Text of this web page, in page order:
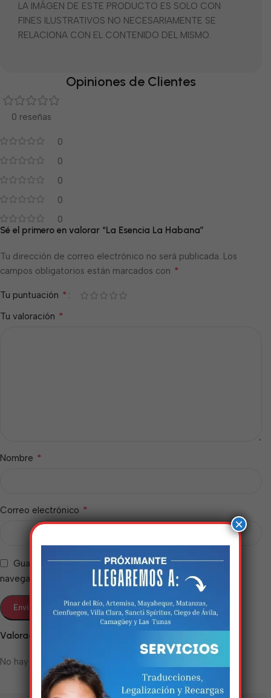
LA IMÁGEN DE ESTE PRODUCTO ES SOLO CON
FINES ILUSTRATIVOS NO NECESARIAMENTE SE
RELACIONA CON EL CONTENIDO DEL MISMO.
Opiniones de Clientes
0 reseñas
0
0
0
0
0
Valoraciones
No hay valoraciones aún.
Sé el primero en valorar “La Esencia La Habana”
Tu dirección de correo electrónico no será publicada. Los
campos obligatorios están marcados con *
Tu puntuación *
Tu valoración *
Nombre *
Correo electrónico *
Guarda mi nombre, correo electrónico y web en este
navegador para la próxima vez que comente.
×
Estamos trabalhando
nisso!
Em breve, esta página estará
disponível com novidades